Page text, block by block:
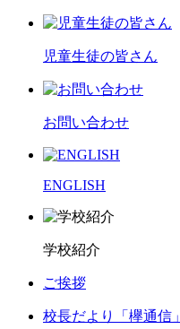
児童生徒の皆さん
お問い合わせ
ENGLISH
学校紹介
ご挨拶
校長だより「欅通信」